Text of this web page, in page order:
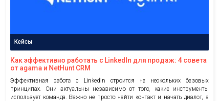
Кейсы
Как эффективно работать с LinkedIn для продаж: 4 совета
от agama и NetHunt CRM
Эффективная работа с LinkedIn строится на нескольких базовых
принципах. Они актуальны независимо от того, какие инструменты
использует команда. Важно не просто найти контакт и начать диалог, а